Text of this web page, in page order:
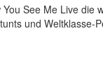
See Me Live
und